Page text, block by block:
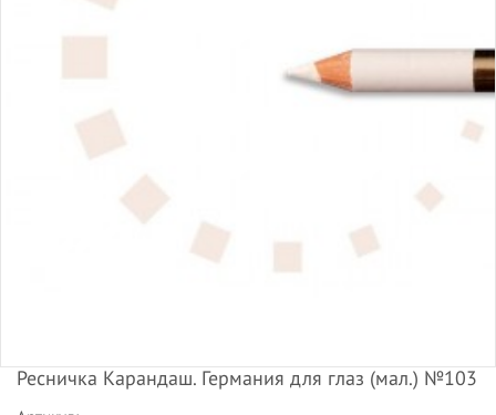
Ресничка Карандаш. Германия для глаз (мал.) №103